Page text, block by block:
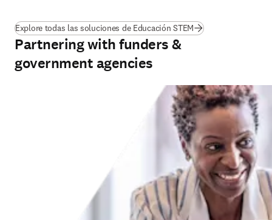
Explore todas las soluciones de Educación STEM
Partnering with funders &
government agencies